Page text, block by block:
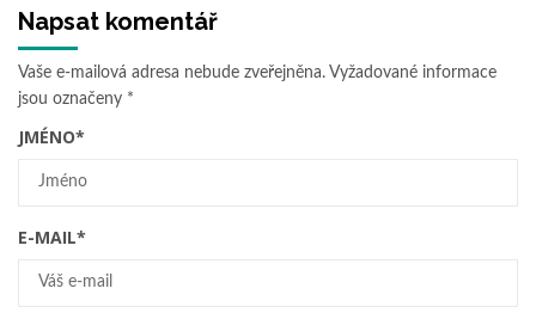
Napsat komentář
Vaše e-mailová adresa nebude zveřejněna. Vyžadované informace
jsou označeny *
JMÉNO*
E-MAIL*